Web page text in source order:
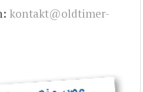
kontakt@oldtimer-